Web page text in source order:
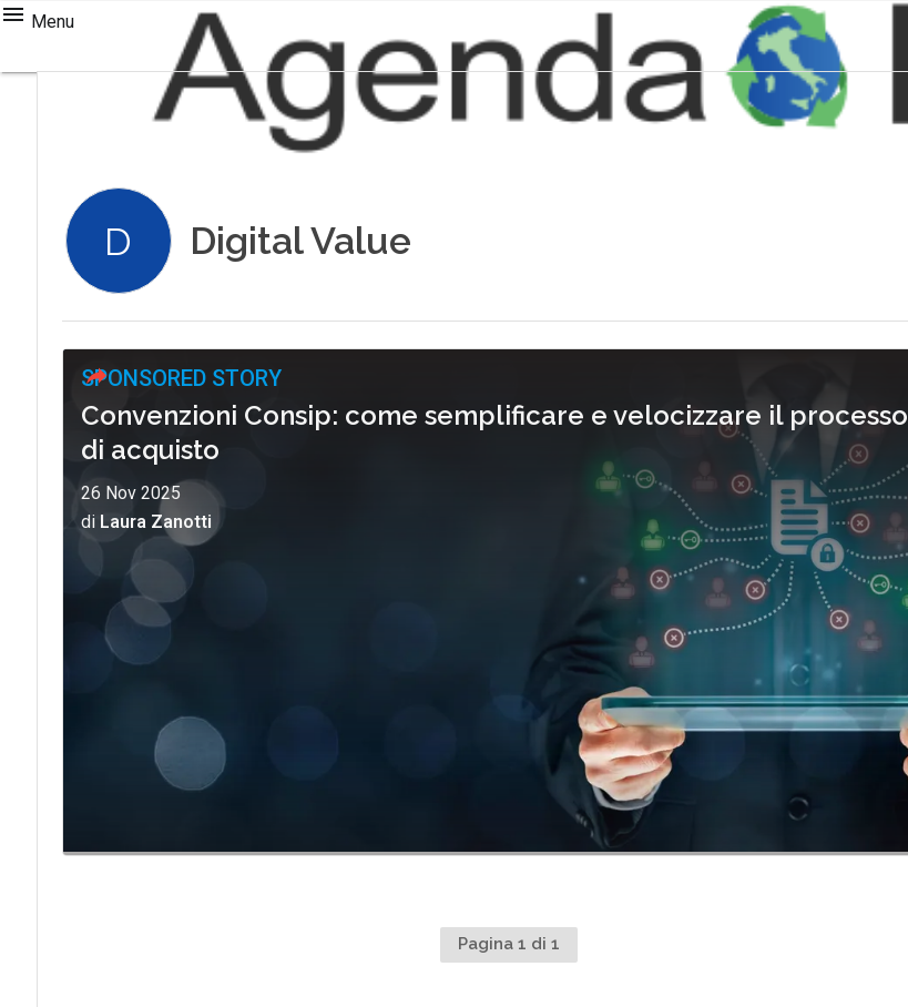
Menu
D Digital Value
SPONSORED STORY
Convenzioni Consip: come semplificare e velocizzare il processo
di acquisto
26 Nov 2025
di Laura Zanotti
Pagina 1 di 1